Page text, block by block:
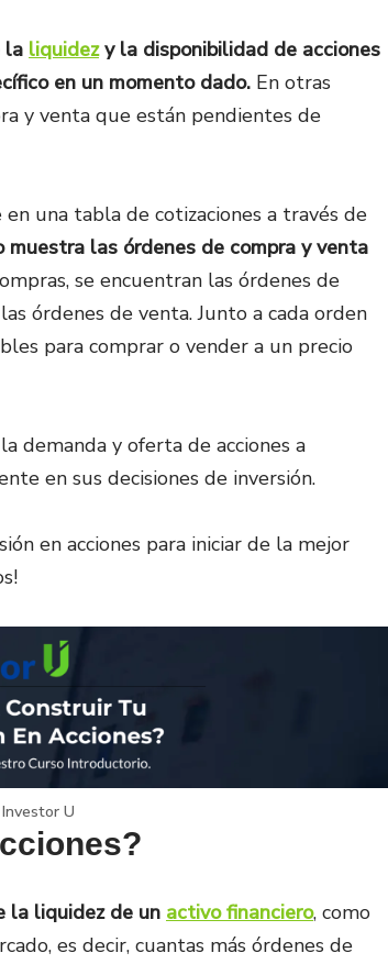
la liquidezy la disponibilidad de acciones
en un momento dado. En otras
y venta que están pendientes de
una tabla de cotizaciones a través de
muestra las órdenes de compra y venta
se encuentran las órdenes de
órdenes de venta. Junto a cada orden
para comprar o vender a un precio
demanda y oferta de acciones a
en sus decisiones de inversión.
en acciones para iniciar de la mejor
U
la liquidez de un activo financiero, como
es decir, cuantas más órdenes de